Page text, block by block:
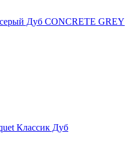
серый Дуб CONCRETE GREY